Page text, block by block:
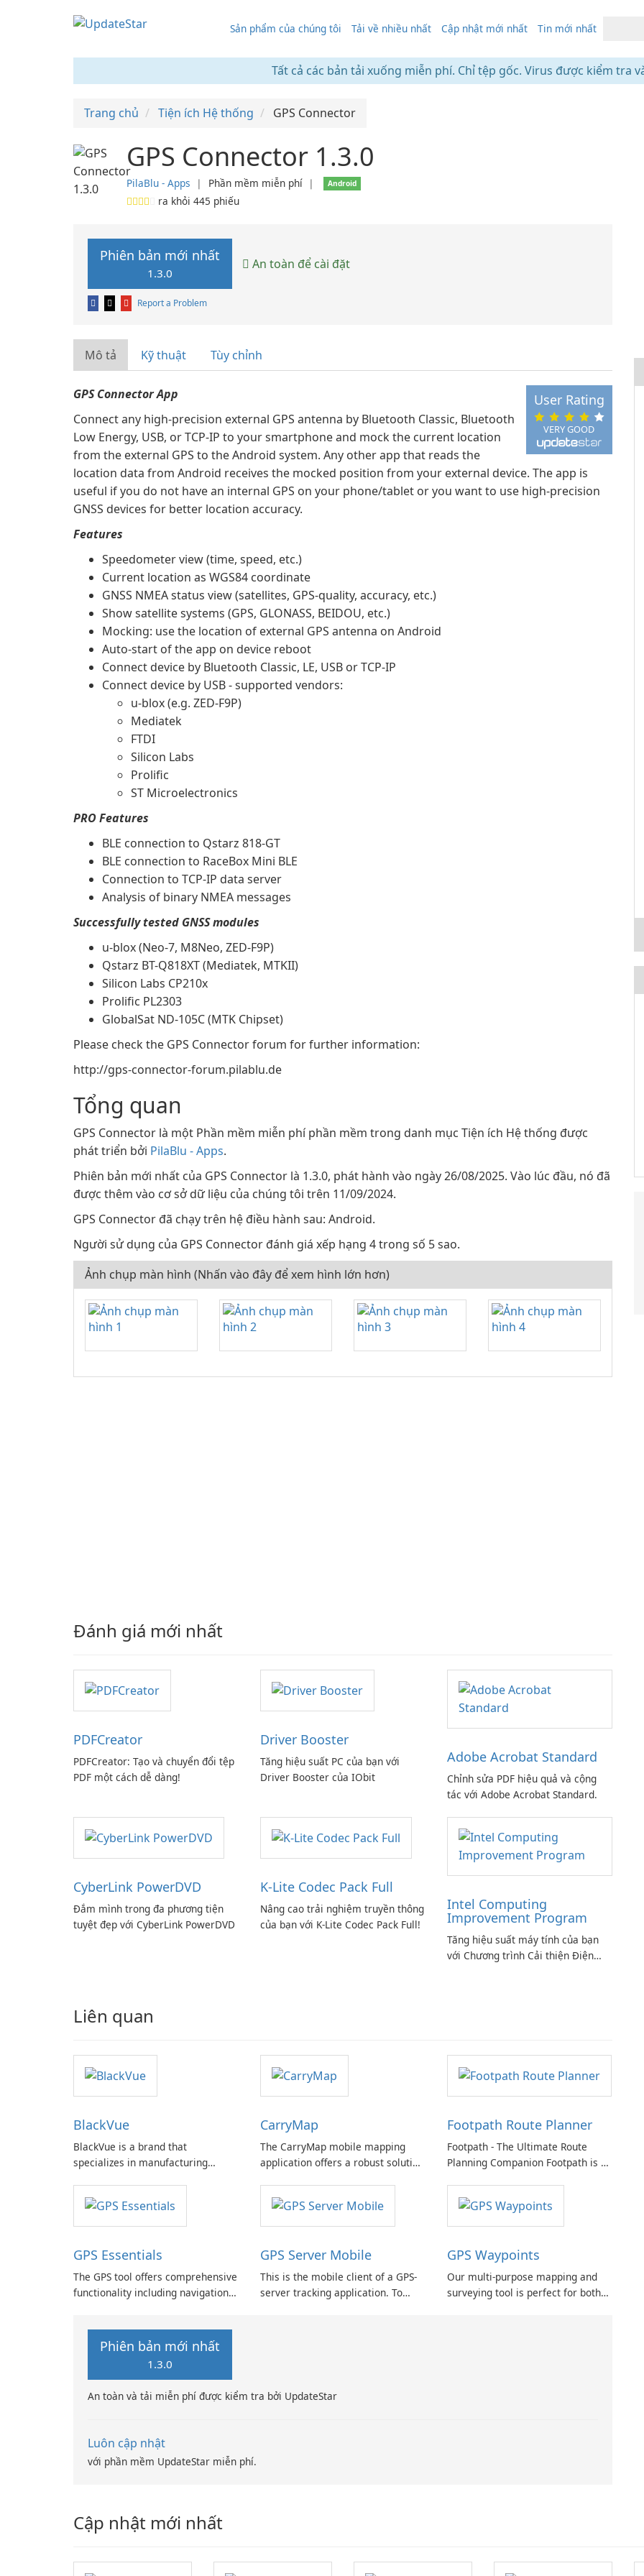
Sản phẩm của chúng tôi Tải về nhiều nhất Cập nhật mới nhất Tin mới nhất
Tất cả các bản tải xuống miễn phí. Chỉ tệp gốc. Virus được kiểm tra
Trang chủ Tiện ích Hệ thống GPS Connector
GPS Connector 1.3.0
PilaBlu - Apps ❘ Phần mềm miễn phí ❘ Android
ra khỏi 445 phiếu
Phiên bản mới nhất
1.3.0
An toàn để cài đặt
Report a Problem
Mô tả Kỹ thuật Tùy chỉnh
VERY GOOD
User Rating
GPS Connector App
Connect any high-precision external GPS antenna by Bluetooth Classic, Bluetooth
Low Energy, USB, or TCP-IP to your smartphone and mock the current location
from the external GPS to the Android system. Any other app that reads the
location data from Android receives the mocked position from your external device. The app is
useful if you do not have an internal GPS on your phone/tablet or you want to use high-precision
GNSS devices for better location accuracy.
Features
Speedometer view (time, speed, etc.)
Current location as WGS84 coordinate
GNSS NMEA status view (satellites, GPS-quality, accuracy, etc.)
Show satellite systems (GPS, GLONASS, BEIDOU, etc.)
Mocking: use the location of external GPS antenna on Android
Auto-start of the app on device reboot
Connect device by Bluetooth Classic, LE, USB or TCP-IP
Connect device by USB - supported vendors:
u-blox (e.g. ZED-F9P)
Mediatek
FTDI
Silicon Labs
Prolific
ST Microelectronics
PRO Features
BLE connection to Qstarz 818-GT
BLE connection to RaceBox Mini BLE
Connection to TCP-IP data server
Analysis of binary NMEA messages
Successfully tested GNSS modules
u-blox (Neo-7, M8Neo, ZED-F9P)
Qstarz BT-Q818XT (Mediatek, MTKII)
Silicon Labs CP210x
Prolific PL2303
GlobalSat ND-105C (MTK Chipset)
Please check the GPS Connector forum for further information:
http://gps-connector-forum.pilablu.de
Tổng quan
GPS Connector là một Phần mềm miễn phí phần mềm trong danh mục Tiện ích Hệ thống được
phát triển bởi PilaBlu - Apps.
Phiên bản mới nhất của GPS Connector là 1.3.0, phát hành vào ngày 26/08/2025. Vào lúc đầu, nó đã
được thêm vào cơ sở dữ liệu của chúng tôi trên 11/09/2024.
GPS Connector đã chạy trên hệ điều hành sau: Android.
Người sử dụng của GPS Connector đánh giá xếp hạng 4 trong số 5 sao.
Ảnh chụp màn hình (Nhấn vào đây để xem hình lớn hơn)
Đánh giá mới nhất
PDFCreator
PDFCreator: Tạo và chuyển đổi tệp
PDF một cách dễ dàng!
Driver Booster
Tăng hiệu suất PC của bạn với
Driver Booster của IObit
Adobe Acrobat Standard
Chỉnh sửa PDF hiệu quả và cộng
tác với Adobe Acrobat Standard.
CyberLink PowerDVD
Đắm mình trong đa phương tiện
tuyệt đẹp với CyberLink PowerDVD
K-Lite Codec Pack Full
Nâng cao trải nghiệm truyền thông
của bạn với K-Lite Codec Pack Full!
Intel Computing
Improvement Program
Tăng hiệu suất máy tính của bạn
với Chương trình Cải thiện Điện
Liên quan
BlackVue
BlackVue is a brand that
specializes in manufacturing
Their products are designed to
capture high-quality video footage
of the driver and the surroundings
CarryMap
The CarryMap mobile mapping
application offers a robust solution
and editing point, line, and polygon
features, and sharing data
seamlessly with colleagues.
Footpath Route Planner
Footpath - The Ultimate Route
Planning Companion Footpath is a
plan and navigate custom routes
with ease.
GPS Essentials
The GPS tool offers comprehensive
functionality including navigation,
customizable dashboard with an
GPS Server Mobile
This is the mobile client of a GPS-
server tracking application. To
GPS Waypoints
Our multi-purpose mapping and
surveying tool is perfect for both
Phiên bản mới nhất
1.3.0
An toàn và tải miễn phí được kiểm tra bởi UpdateStar
Luôn cập nhật
với phần mềm UpdateStar miễn phí.
Cập nhật mới nhất